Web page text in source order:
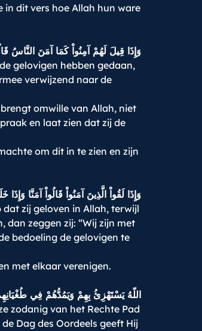
in dit vers hoe Allah hun ware
وَإِذَا قِيلَ لَهُمْ آمِنُواْ كَمَا آمَنَ النَّاسُ
gelovigen hebben gedaan,
verwijzend naar de
omwille van Allah, niet
en laat zien dat zij de
om dit in te zien en zijn
وَإِذَا لَقُواْ الَّذِينَ آمَنُواْ قَالُواْ آمَنَّا
dat zij geloven in Allah, terwijl
zeggen zij: “Wij zijn met
bedoeling de gelovigen te
met elkaar verenigen.
اللّهُ يَسْتَهْزِئُ بِهِمْ وَيَمُدُّهُمْ فِي
zodanig van het Rechte Pad
Dag des Oordeels geeft Hij